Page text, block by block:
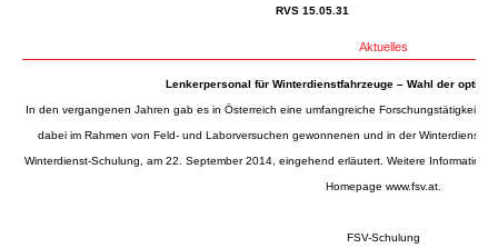
RVS 15.05.31
Aktuelles
Lenkerpersonal für Winterdienstfahrzeuge – Wahl der
In den vergangenen Jahren gab es in Österreich eine umfangreiche Forschungstätigkeit
dabei im Rahmen von Feld- und Laborversuchen gewonnenen und in der
Winterdienst-Schulung, am 22. September 2014, eingehend erläutert. Weitere
Homepage www.fsv.at
FSV-Schulung